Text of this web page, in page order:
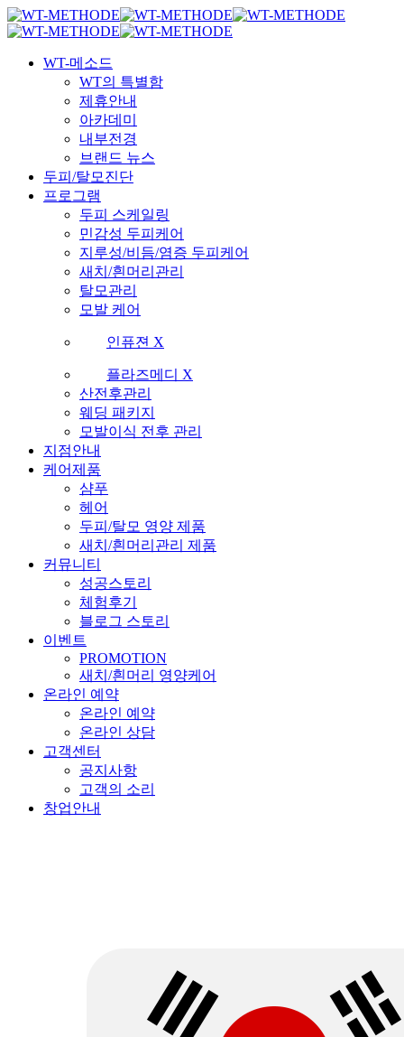
국내 최초 두피케어 브랜드
국내 최초 두피케어 브랜드
Skip
to
content
Menu
WT-메소드
WT의 특별함
제휴안내
아카데미
내부전경
브랜드 뉴스
두피/탈모진단
프로그램
두피 스케일링
민감성 두피케어
지루성/비듬/염증 두피케어
새치/흰머리관리
탈모관리
모발 케어
인퓨젼 X
플라즈메디 X
산전후관리
웨딩 패키지
모발이식 전후 관리
지점안내
케어제품
샴푸
헤어
두피/탈모 영양 제품
새치/흰머리관리 제품
커뮤니티
성공스토리
체험후기
블로그 스토리
이벤트
PROMOTION
새치/흰머리 영양케어
온라인 예약
온라인 예약
온라인 상담
고객센터
공지사항
고객의 소리
창업안내